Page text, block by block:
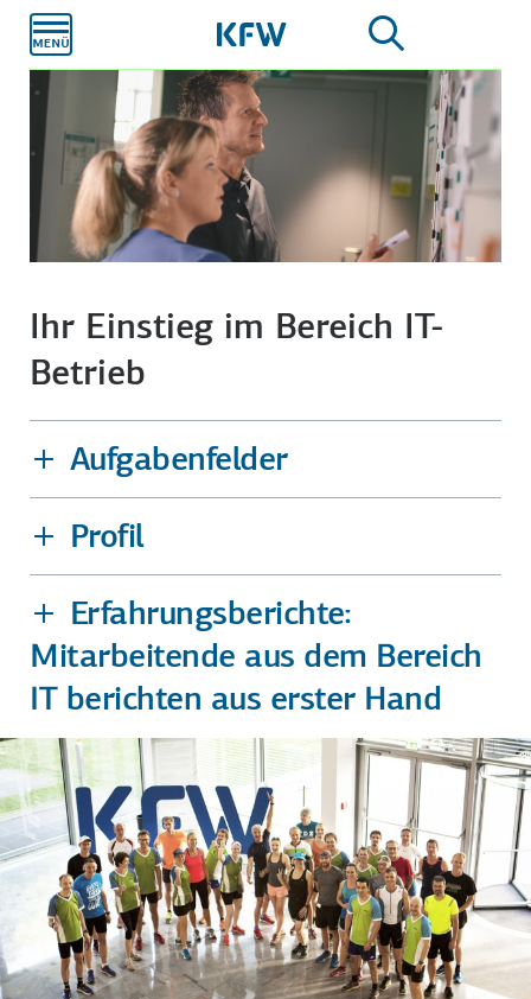
Hauptinhalt
Ihr Einstieg im Bereich IT-
Betrieb
Aufgabenfelder
Profil
Erfahrungsberichte:
Mitarbeitende aus dem Bereich
IT berichten aus erster Hand